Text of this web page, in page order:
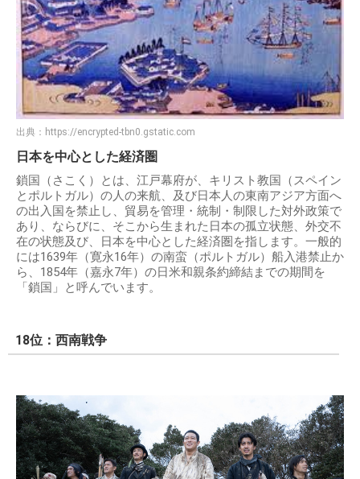
出典： https://encrypted-tbn0.gstatic.com
日本を中心とした経済圏
鎖国（さこく）とは、江戸幕府が、キリスト教国（スペイン
とポルトガル）の人の来航、及び日本人の東南アジア方面へ
の出入国を禁止し、貿易を管理・統制・制限した対外政策で
あり、ならびに、そこから生まれた日本の孤立状態、外交不
在の状態及び、日本を中心とした経済圏を指します。一般的
には1639年（寛永16年）の南蛮（ポルトガル）船入港禁止か
ら、1854年（嘉永7年）の日米和親条約締結までの期間を
「鎖国」と呼んでいます。
18位：西南戦争